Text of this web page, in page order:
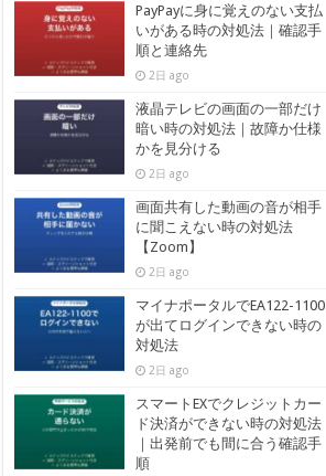
PayPayに身に覚えのない支払
いがある時の対処法｜確認手
順と連絡先
2日 ago
液晶テレビの画面の一部だけ
暗い時の対処法｜故障か仕様
かを見分ける
2日 ago
画面共有した動画の音が相手
に聞こえない時の対処法
【Zoom】
2日 ago
マイナポータルでEA122-1100
が出てログインできない時の
対処法
2日 ago
スマートEXでクレジットカー
ド決済ができない時の対処法
｜出発前でも間に合う確認手
順